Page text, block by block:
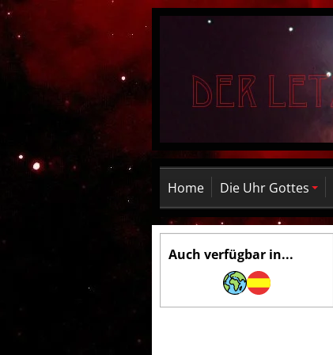
Home Die Uhr Gottes
Auch verfügbar in...